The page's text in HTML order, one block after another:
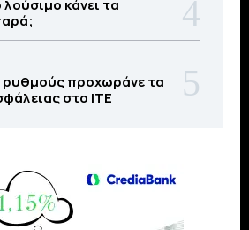
κάνει τα
ρυθμούς προχωράνε τα
στο ΙΤΕ